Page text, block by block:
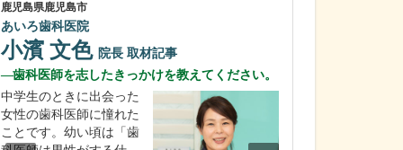
鹿児島県鹿児島市
あいろ歯科医院
小濱 文色 院長 取材記事
歯科医師を志したきっかけを教えてください。
中学生のときに出会った
女性の歯科医師に憧れた
ことです。幼い頃は「歯